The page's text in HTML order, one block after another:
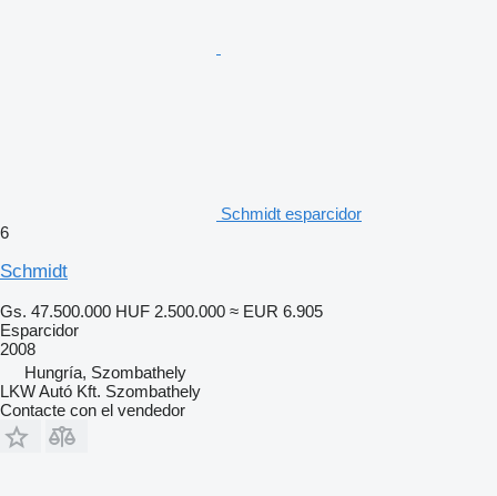
Schmidt esparcidor
6
Schmidt
Gs. 47.500.000 HUF 2.500.000 ≈ EUR 6.905
Esparcidor
2008
Hungría, Szombathely
LKW Autó Kft. Szombathely
Contacte con el vendedor